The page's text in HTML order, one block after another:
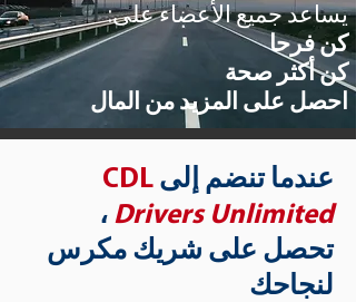
يساعد جميع الأعضاء على:
كن فرحا
كن أكثر صحة
احصل على المزيد من المال
عندما تنضم إلى CDL
Drivers Unlimited ،
تحصل على شريك مكرس
لنجاحك